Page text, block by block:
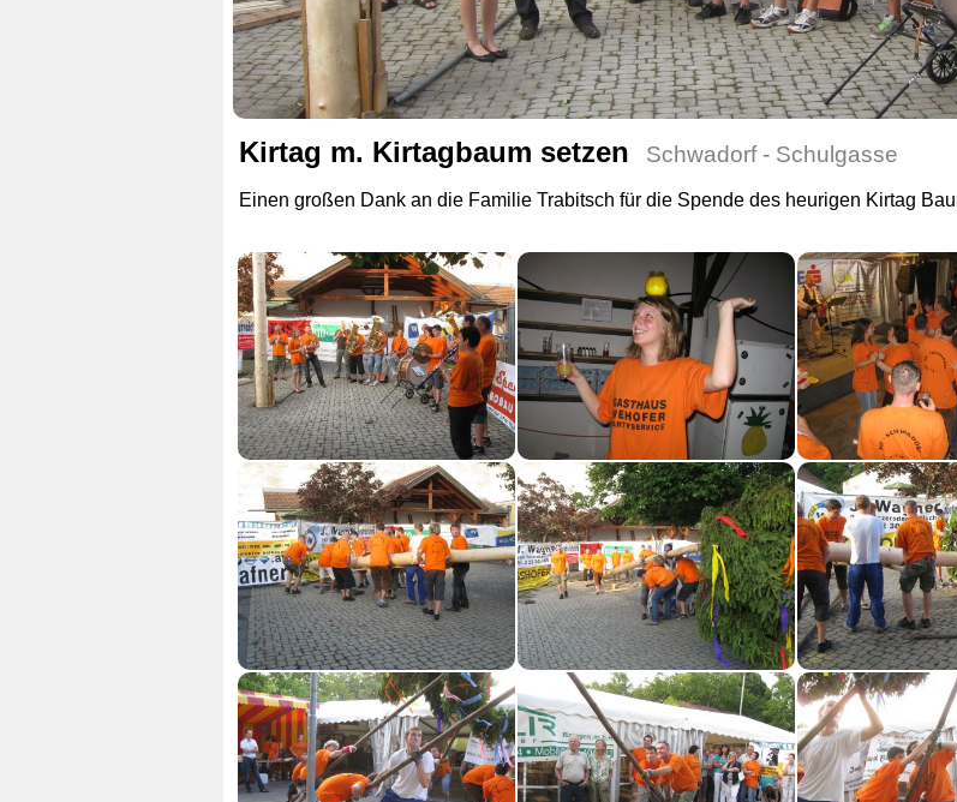
Kirtag m. Kirtagbaum setzen Schwadorf - Schulgasse
Einen großen Dank an die Familie Trabitsch für die Spende des heurigen Kirtag